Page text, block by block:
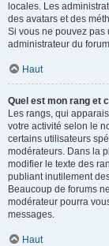
locales. Les
des avatars et des
Si vous ne pouvez pas
administrateur du
Haut
Quel est mon rang et
Les rangs, qui
votre activité selon le
certains utilisateurs
modérateurs. Dans la
modifier le texte des
publiant inutilement
Beaucoup de forums
modérateur pourra
messages.
Haut